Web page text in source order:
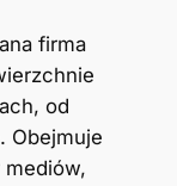
firma
od
Obejmuje